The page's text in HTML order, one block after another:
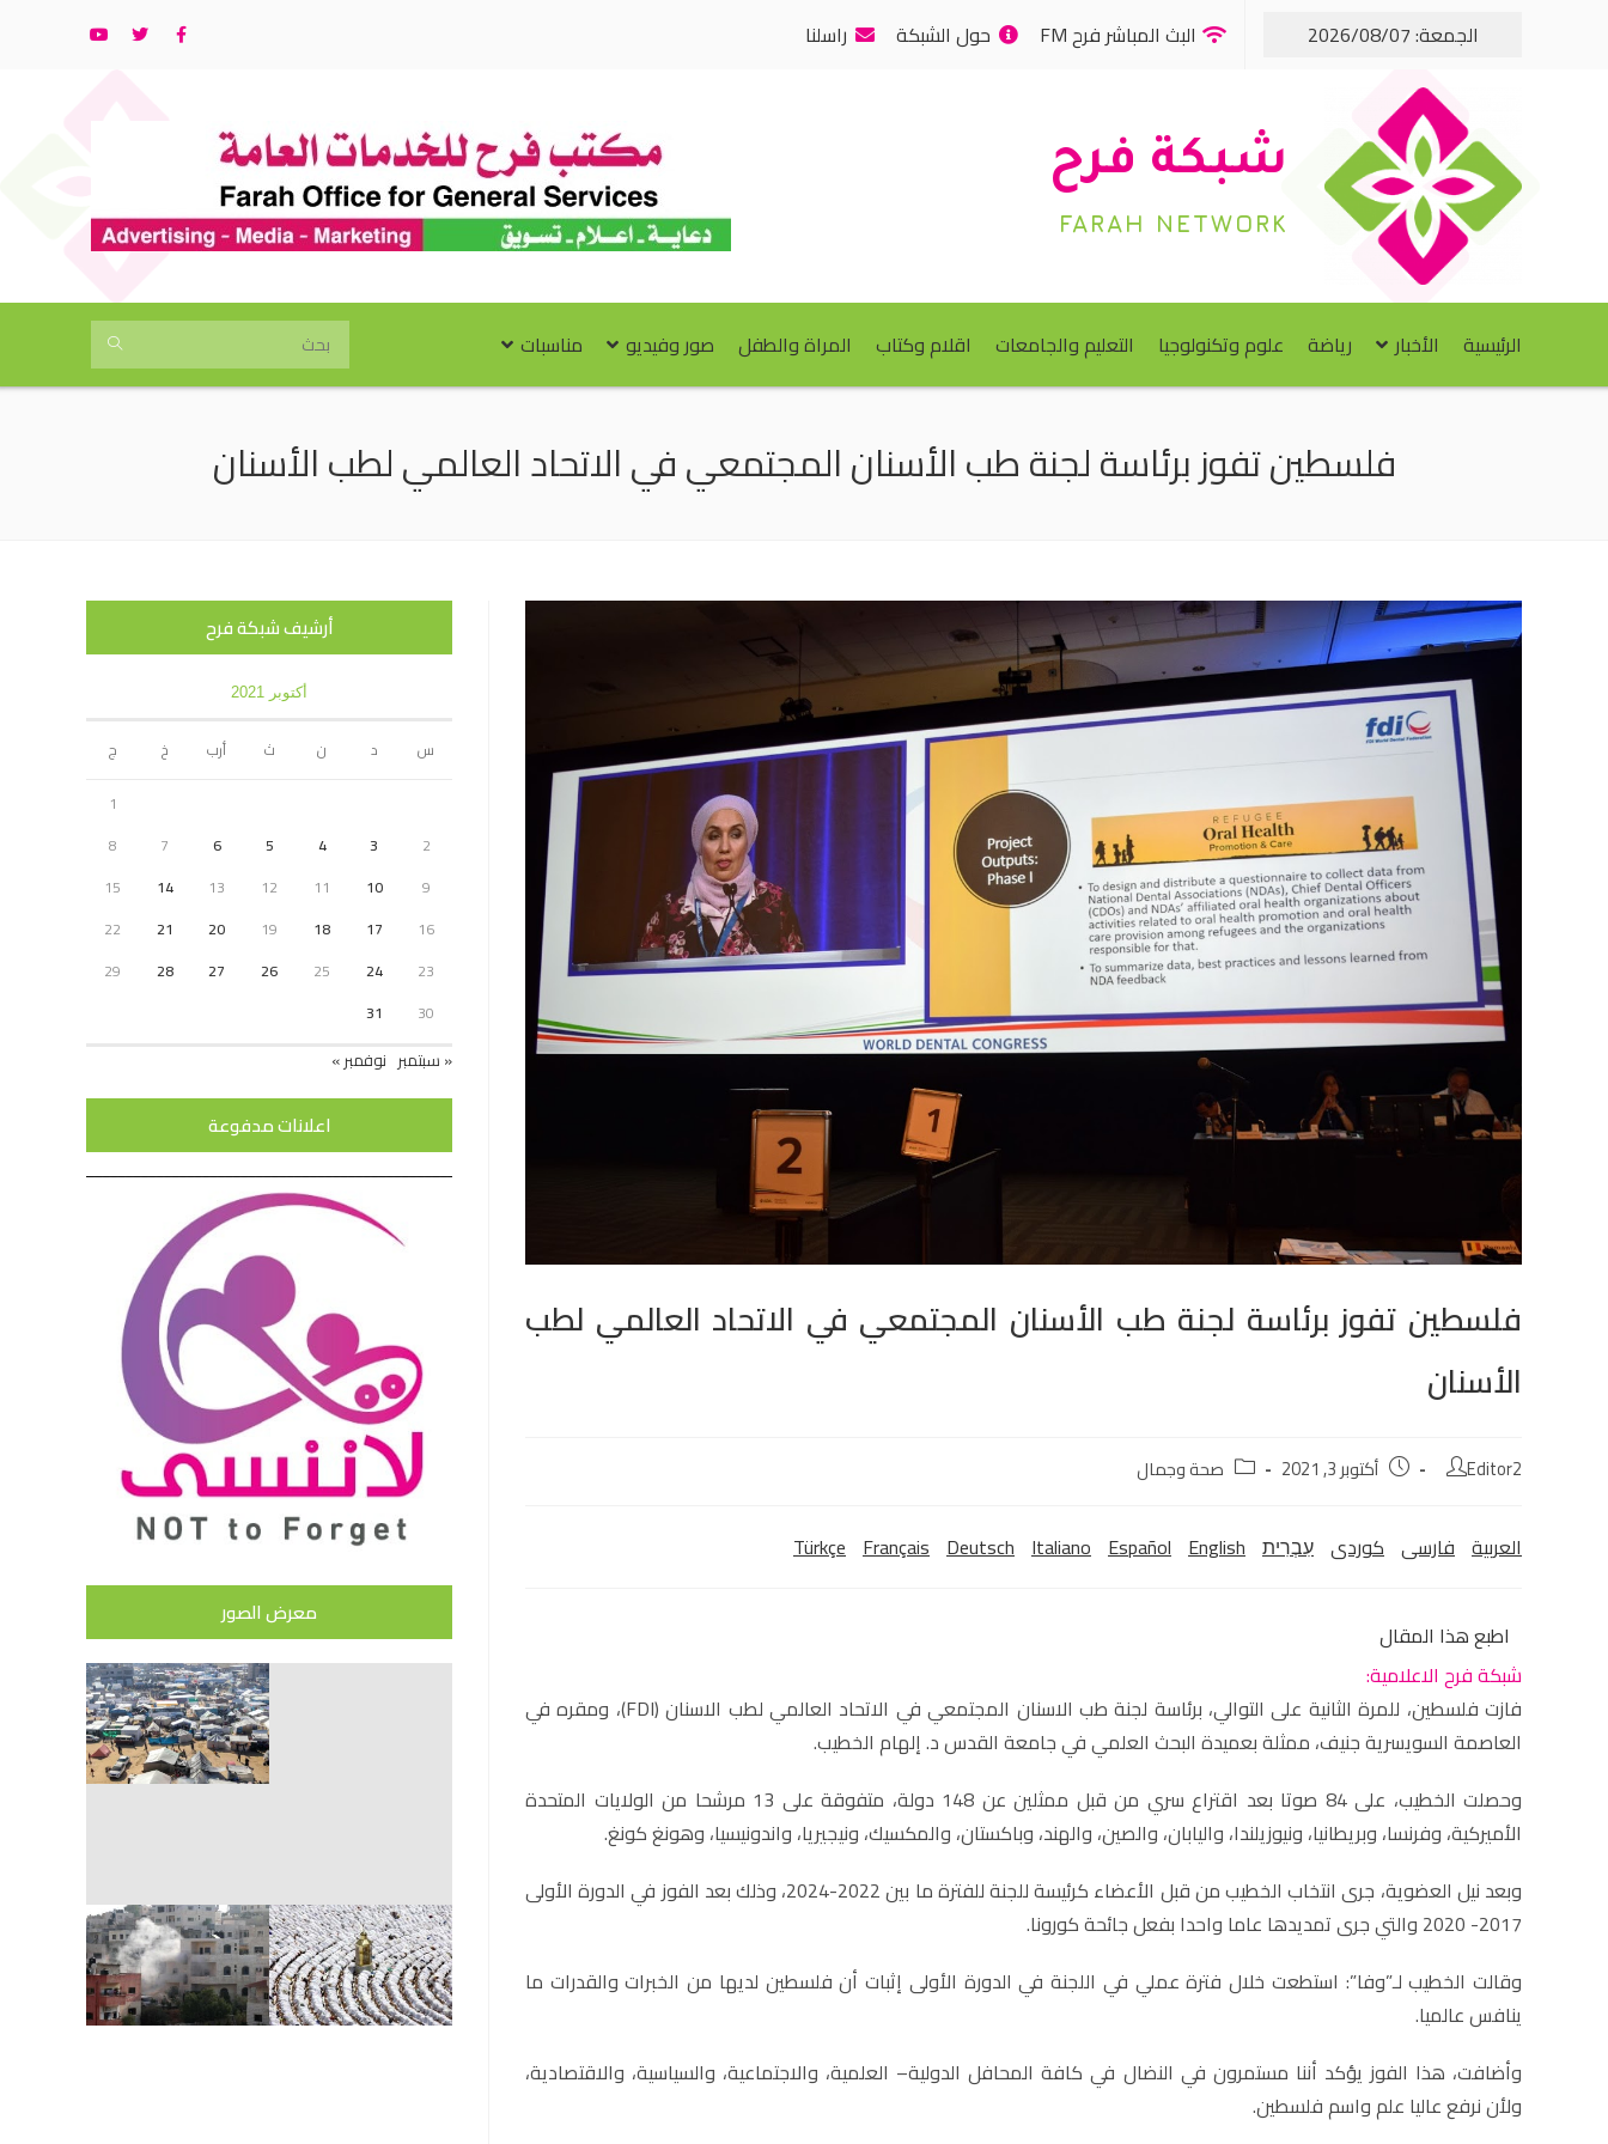
الجمعة: 2026/08/07 البث المباشر فرح FM حول الشبكة راسلنا
شبكة فرح
FARAH NETWORK
الرئيسية الأخبار رياضة علوم وتكنولوجيا التعليم والجامعات اقلام وكتاب المراة والطفل صور وفيديو مناسبات
فلسطين تفوز برئاسة لجنة طب الأسنان المجتمعي في الاتحاد العالمي لطب الأسنان
فلسطين تفوز برئاسة لجنة طب الأسنان المجتمعي في الاتحاد العالمي لطب
الأسنان
Editor2 أكتوبر 3, 2021 صحة وجمال
العربية فارسی كوردی‎ עִבְרִית Türkçe Français Deutsch Italiano Español English
اطبع هذا المقال
شبكة فرح الاعلامية:
فازت فلسطين، للمرة الثانية على التوالي، برئاسة لجنة طب الاسنان المجتمعي في الاتحاد العالمي لطب الاسنان (FDI)، ومقره في
العاصمة السويسرية جنيف، ممثلة بعميدة البحث العلمي في جامعة القدس د. إلهام الخطيب.
وحصلت الخطيب، على 84 صوتا بعد اقتراع سري من قبل ممثلين عن 148 دولة، متفوقة على 13 مرشحا من الولايات المتحدة
الأميركية، وفرنسا، وبريطانيا، ونيوزيلندا، واليابان، والصين، والهند، وباكستان، والمكسيك، ونيجيريا، واندونيسيا، وهونغ كونغ.
وبعد نيل العضوية، جرى انتخاب الخطيب من قبل الأعضاء كرئيسة للجنة للفترة ما بين 2022-2024، وذلك بعد الفوز في الدورة الأولى
2017- 2020 والتي جرى تمديدها عاما واحدا بفعل جائحة كورونا.
وقالت الخطيب لـ”وفا”: استطعت خلال فترة عملي في اللجنة في الدورة الأولى إثبات أن فلسطين لديها من الخبرات والقدرات ما
ينافس عالميا.
وأضافت، هذا الفوز يؤكد أننا مستمرون في النضال في كافة المحافل الدولية– العلمية، والاجتماعية، والسياسية، والاقتصادية،
ولأن نرفع عاليا علم واسم فلسطين.
أرشيف شبكة فرح
أكتوبر 2021
س د ن ث أرب خ
ج
1
2
3
4
5
6
7
8
9
10
11
12
13
14
15
16
17
18
19
20
21
22
23
24
25
26
27
28
29
30
31
« سبتمبر نوفمبر »
اعلانات مدفوعة
معرض الصور